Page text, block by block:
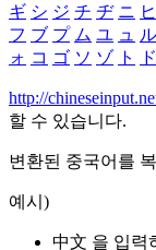
ギ シ ジ チ ヂ ニ ヒ
フ ブ プ ム ユ ュ ル
ォ コ ゴ ソ ゾ ト ド
http://
할 수 있습니다.
변환된 중국어를
예시)
中文 을 입력